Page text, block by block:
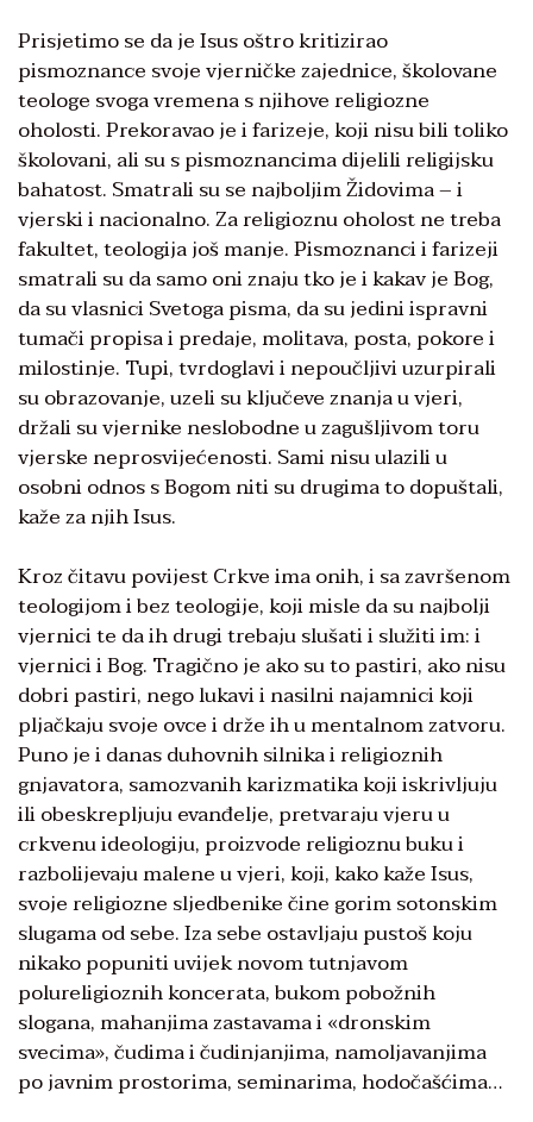
Prisjetimo se da je Isus oštro kritizirao
pismoznance svoje vjerničke zajednice, školovane
teologe svoga vremena s njihove religiozne
oholosti. Prekoravao je i farizeje, koji nisu bili toliko
školovani, ali su s pismoznancima dijelili religijsku
bahatost. Smatrali su se najboljim Židovima – i
vjerski i nacionalno. Za religioznu oholost ne treba
fakultet, teologija još manje. Pismoznanci i farizeji
smatrali su da samo oni znaju tko je i kakav je Bog,
da su vlasnici Svetoga pisma, da su jedini ispravni
tumači propisa i predaje, molitava, posta, pokore i
milostinje. Tupi, tvrdoglavi i nepoučljivi uzurpirali
su obrazovanje, uzeli su ključeve znanja u vjeri,
držali su vjernike neslobodne u zagušljivom toru
vjerske neprosvijećenosti. Sami nisu ulazili u
osobni odnos s Bogom niti su drugima to dopuštali,
kaže za njih Isus.
Kroz čitavu povijest Crkve ima onih, i sa završenom
teologijom i bez teologije, koji misle da su najbolji
vjernici te da ih drugi trebaju slušati i služiti im: i
vjernici i Bog. Tragično je ako su to pastiri, ako nisu
dobri pastiri, nego lukavi i nasilni najamnici koji
pljačkaju svoje ovce i drže ih u mentalnom zatvoru.
Puno je i danas duhovnih silnika i religioznih
gnjavatora, samozvanih karizmatika koji iskrivljuju
ili obeskrepljuju evanđelje, pretvaraju vjeru u
crkvenu ideologiju, proizvode religioznu buku i
razbolijevaju malene u vjeri, koji, kako kaže Isus,
svoje religiozne sljedbenike čine gorim sotonskim
slugama od sebe. Iza sebe ostavljaju pustoš koju
nikako popuniti uvijek novom tutnjavom
polureligioznih koncerata, bukom pobožnih
slogana, mahanjima zastavama i «dronskim
svecima», čudima i čudinjanjima, namoljavanjima
po javnim prostorima, seminarima, hodočašćima…